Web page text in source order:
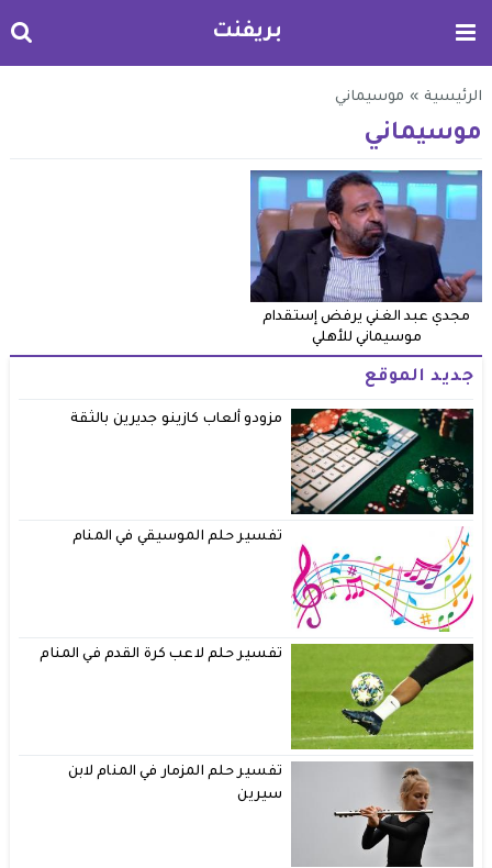
بريفنت
الرئيسية » موسيماني
موسيماني
مجدي عبد الغني يرفض إستقدام
موسيماني للأهلي
جديد الموقع
مزودو ألعاب كازينو جديرين بالثقة
تفسير حلم الموسيقي في المنام
تفسير حلم لاعب كرة القدم في المنام
تفسير حلم المزمار في المنام لابن
سيرين